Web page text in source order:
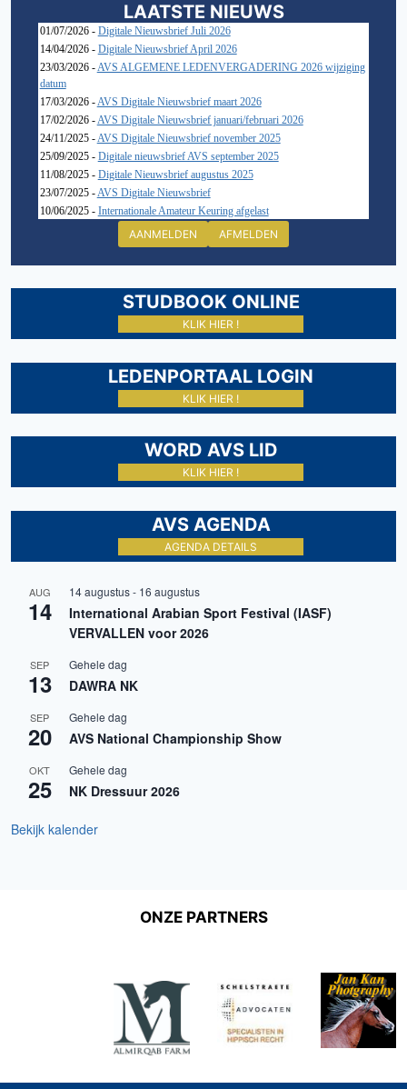
LAATSTE NIEUWS
01/07/2026 - Digitale Nieuwsbrief Juli 2026
14/04/2026 - Digitale Nieuwsbrief April 2026
23/03/2026 -AVS ALGEMENE LEDENVERGADERING 2026 wijziging
datum
17/03/2026 -AVS Digitale Nieuwsbrief maart 2026
17/02/2026 -AVS Digitale Nieuwsbrief januari/februari 2026
24/11/2025 -AVS Digitale Nieuwsbrief november 2025
25/09/2025 - Digitale nieuwsbrief AVS september 2025
11/08/2025 - Digitale Nieuwsbrief augustus 2025
23/07/2025 -AVS Digitale Nieuwsbrief
10/06/2025 - Internationale Amateur Keuring afgelast
AANMELDEN AFMELDEN
STUDBOOK ONLINE
KLIK HIER !
LEDENPORTAAL LOGIN
KLIK HIER !
WORD AVS LID
KLIK HIER !
AVS AGENDA
AGENDA DETAILS
AUG
14
14 augustus- 16 augustus
International Arabian Sport Festival (IASF)
VERVALLEN voor 2026
SEP
13
Gehele dag
DAWRA NK
SEP
20
Gehele dag
AVS National Championship Show
OKT
25
Gehele dag
NK Dressuur 2026
Bekijk kalender
ONZE PARTNERS